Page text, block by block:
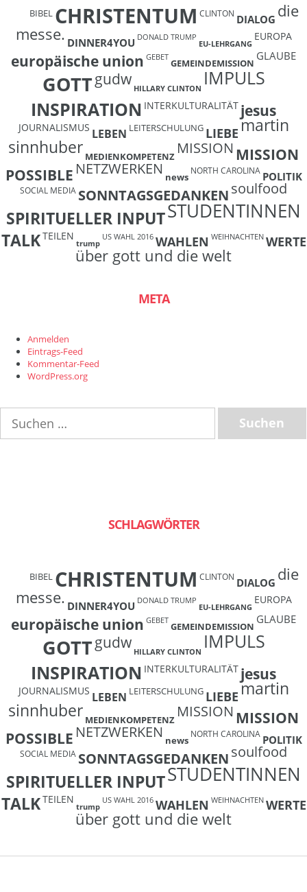
BIBEL CHRISTENTUM CLINTON DIALOG die
messe. DINNER4YOU DONALD TRUMP
EU-LEHRGANG
EUROPA
europäische union GEBET GEMEINDEMISSION
GLAUBE
GOTTgudw HILLARY CLINTON IMPULS
INSPIRATION INTERKULTURALITÄT jesus
JOURNALISMUS LEBEN LEITERSCHULUNG LIEBEmartin
sinnhuber MEDIENKOMPETENZ MISSION MISSION
POSSIBLE NETZWERKEN news
NORTH CAROLINA POLITIK
SOCIAL MEDIA SONNTAGSGEDANKENsoulfood
SPIRITUELLER INPUTSTUDENTINNEN
TALKTEILEN
trump
US WAHL 2016 WAHLEN WEIHNACHTEN WERTE
über gott und die welt
META
Anmelden
Eintrags-Feed
Kommentar-Feed
WordPress.org
nach:
SCHLAGWÖRTER
BIBEL CHRISTENTUM CLINTON DIALOG die
messe. DINNER4YOU DONALD TRUMP
EU-LEHRGANG
EUROPA
europäische union GEBET GEMEINDEMISSION
GLAUBE
GOTTgudw HILLARY CLINTON IMPULS
INSPIRATION INTERKULTURALITÄT jesus
JOURNALISMUS LEBEN LEITERSCHULUNG LIEBEmartin
sinnhuber MEDIENKOMPETENZ MISSION MISSION
POSSIBLE NETZWERKEN news
NORTH CAROLINA POLITIK
SOCIAL MEDIA SONNTAGSGEDANKENsoulfood
SPIRITUELLER INPUTSTUDENTINNEN
TALKTEILEN
trump
US WAHL 2016 WAHLEN WEIHNACHTEN WERTE
über gott und die welt